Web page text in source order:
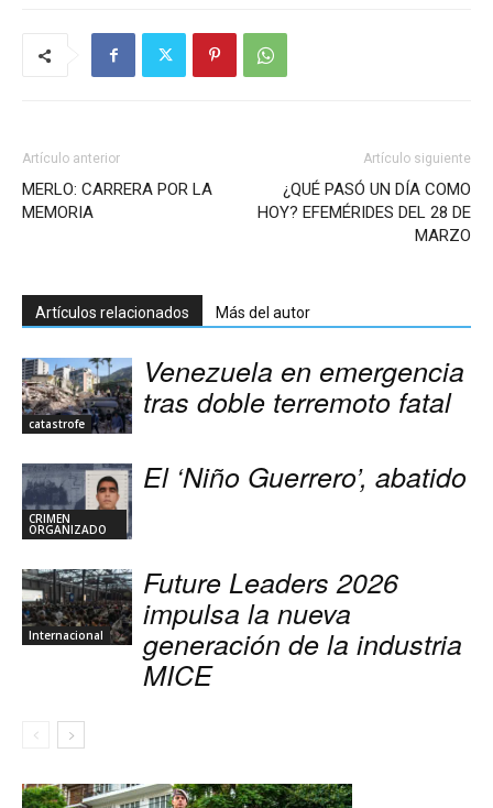
Artículo anterior
MERLO: CARRERA POR LA
MEMORIA
Artículo siguiente
¿QUÉ PASÓ UN DÍA COMO
HOY? EFEMÉRIDES DEL 28 DE
MARZO
Artículos relacionados Más del autor
catastrofe
Venezuela en emergencia
tras doble terremoto fatal
CRIMEN
ORGANIZADO
El ‘Niño Guerrero’, abatido
Internacional
Future Leaders 2026
impulsa la nueva
generación de la industria
MICE